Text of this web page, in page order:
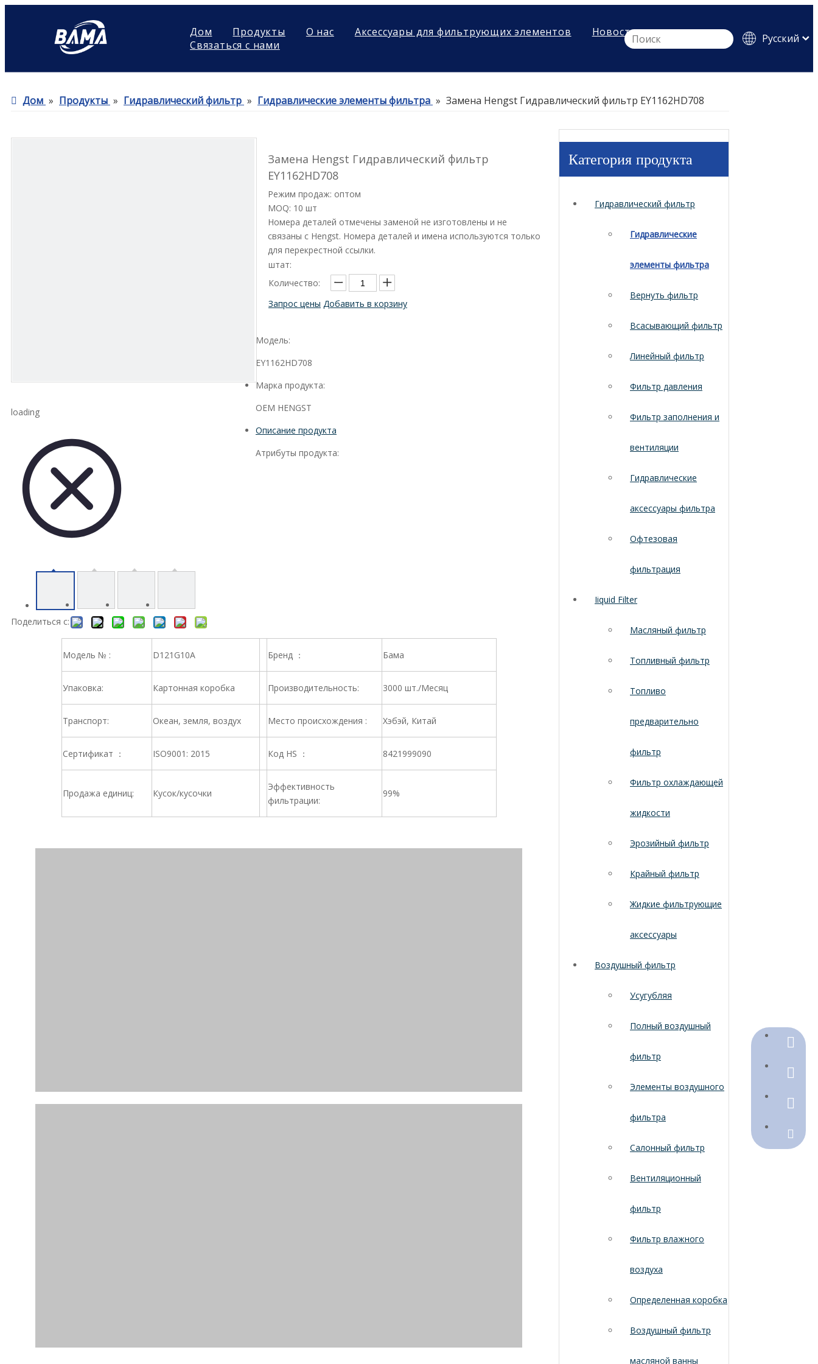
Дом Продукты О нас Аксессуары для фильтрующих элементов
Новости
Связаться с нами
Pусский
Дом » Продукты » Гидравлический фильтр » Гидравлические элементы фильтра » Замена Hengst Гидравлический фильтр EY1162HD708
loading
Поделиться с:
Замена Hengst Гидравлический фильтр
EY1162HD708
Режим продаж: оптом
MOQ: 10 шт
Номера деталей отмечены заменой не изготовлены и не
связаны с Hengst. Номера деталей и имена используются только
для перекрестной ссылки.
штат:
Количество:
Запрос цены Добавить в корзину
Модель:
EY1162HD708
Марка продукта:
OEM HENGST
Описание продукта
Атрибуты продукта:
Модель № : D121G10A Бренд ： Бама
Упаковка: Картонная коробка Производительность: 3000 шт./Месяц
Транспорт: Океан, земля, воздух Место происхождения : Хэбэй, Китай
Сертификат ： ISO9001: 2015 Код HS ： 8421999090
Продажа единиц: Кусок/кусочки
Эффективность
фильтрации:
99%
Категория продукта
Гидравлический фильтр
Гидравлические
элементы фильтра
Вернуть фильтр
Всасывающий фильтр
Линейный фильтр
Фильтр давления
Фильтр заполнения и
вентиляции
Гидравлические
аксессуары фильтра
Офтезовая
фильтрация
Iiquid Filter
Масляный фильтр
Топливный фильтр
Топливо
предварительно
фильтр
Фильтр охлаждающей
жидкости
Эрозийный фильтр
Крайный фильтр
Жидкие фильтрующие
аксессуары
Воздушный фильтр
Усугубляя
Полный воздушный
фильтр
Элементы воздушного
фильтра
Салонный фильтр
Вентиляционный
фильтр
Фильтр влажного
воздуха
Определенная коробка
Воздушный фильтр
масляной ванны
+86-